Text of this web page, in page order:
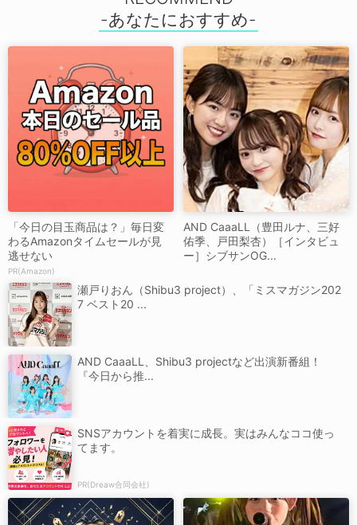
「今日の目玉商品は？」毎日変
わるAmazonタイムセールが見
逃せない
PR(Amazon)
AND CaaaLL（豊田ルナ、三好
佑季、戸田梨杏）［インタビュ
ー］シブサンOG...
瀬戸りおん（Shibu3 project）、「ミスマガジン202
7 ベスト20 ...
AND CaaaLL、Shibu3 projectなど出演新番組！
『今日から推...
SNSアカウントを着実に成長。実はみんなココ使っ
てます。
PR(Dreaw合同会社)